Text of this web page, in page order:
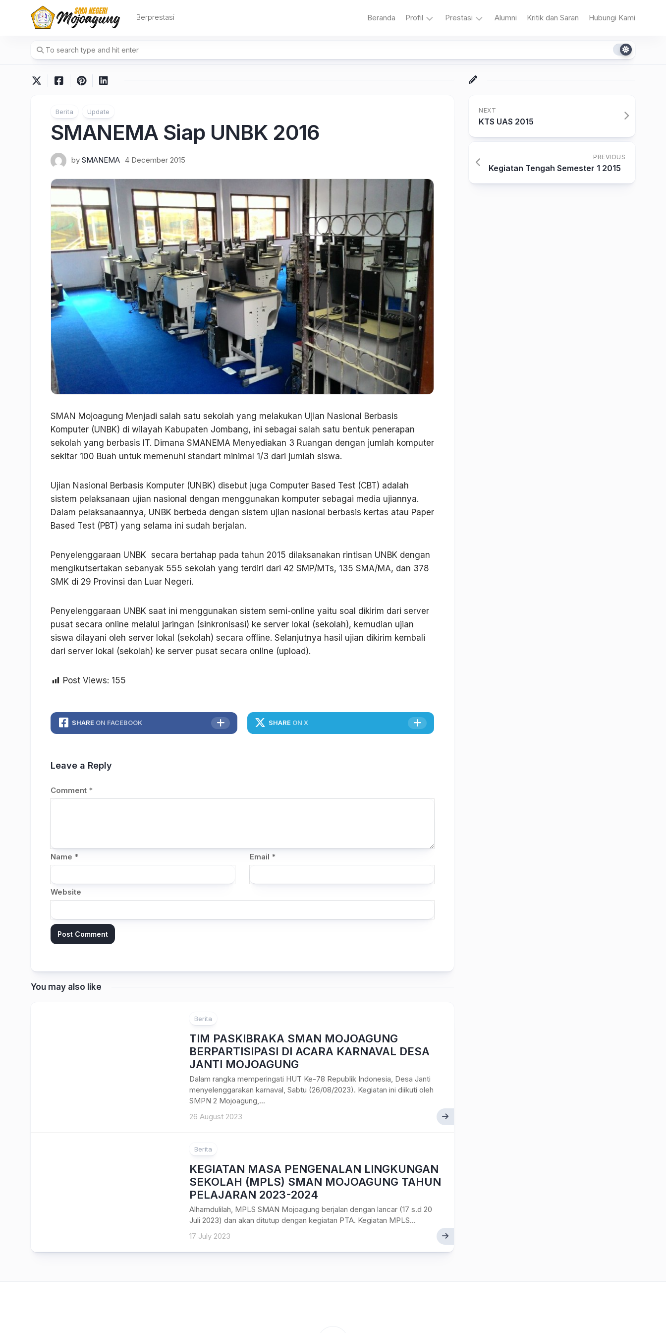
Berprestasi Beranda Profil
Sekolah
Prestasi
Akademik
Alumni Kritik dan Saran Hubungi Kami
Berita Update
SMANEMA Siap UNBK 2016
by SMANEMA 4 December 2015
SMAN Mojoagung Menjadi salah satu sekolah yang melakukan Ujian Nasional Berbasis
Komputer (UNBK) di wilayah Kabupaten Jombang, ini sebagai salah satu bentuk penerapan
sekolah yang berbasis IT. Dimana SMANEMA Menyediakan 3 Ruangan dengan jumlah komputer
sekitar 100 Buah untuk memenuhi standart minimal 1/3 dari jumlah siswa.
Ujian Nasional Berbasis Komputer (UNBK) disebut juga Computer Based Test (CBT) adalah
sistem pelaksanaan ujian nasional dengan menggunakan komputer sebagai media ujiannya.
Dalam pelaksanaannya, UNBK berbeda dengan sistem ujian nasional berbasis kertas atau Paper
Based Test (PBT) yang selama ini sudah berjalan.
Penyelenggaraan UNBK secara bertahap pada tahun 2015 dilaksanakan rintisan UNBK dengan
mengikutsertakan sebanyak 555 sekolah yang terdiri dari 42 SMP/MTs, 135 SMA/MA, dan 378
SMK di 29 Provinsi dan Luar Negeri.
Penyelenggaraan UNBK saat ini menggunakan sistem semi-online yaitu soal dikirim dari server
pusat secara online melalui jaringan (sinkronisasi) ke server lokal (sekolah), kemudian ujian
siswa dilayani oleh server lokal (sekolah) secara offline. Selanjutnya hasil ujian dikirim kembali
dari server lokal (sekolah) ke server pusat secara online (upload).
Post Views: 155
SHARE ON FACEBOOK SHARE ON X
Leave a Reply
Comment *
Name * Email *
Website
You may also like
Berita
TIM PASKIBRAKA SMAN MOJOAGUNG
BERPARTISIPASI DI ACARA KARNAVAL DESA
JANTI MOJOAGUNG
Dalam rangka memperingati HUT Ke-78 Republik Indonesia, Desa Janti
menyelenggarakan karnaval, Sabtu (26/08/2023). Kegiatan ini diikuti oleh
SMPN 2 Mojoagung,...
26 August 2023
Berita
KEGIATAN MASA PENGENALAN LINGKUNGAN
SEKOLAH (MPLS) SMAN MOJOAGUNG TAHUN
PELAJARAN 2023-2024
Alhamdulilah, MPLS SMAN Mojoagung berjalan dengan lancar (17 s.d 20
Juli 2023) dan akan ditutup dengan kegiatan PTA. Kegiatan MPLS...
17 July 2023
NEXT
KTS UAS 2015
PREVIOUS
Kegiatan Tengah Semester 1 2015